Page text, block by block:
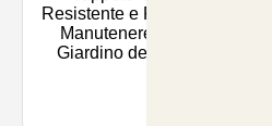
Resistente e Facile da
Manutenere per il
Giardino degli Ami